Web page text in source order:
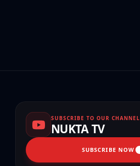
SUBSCRIBE TO OUR CHANNEL
NUKTA TV
SUBSCRIBE NOW